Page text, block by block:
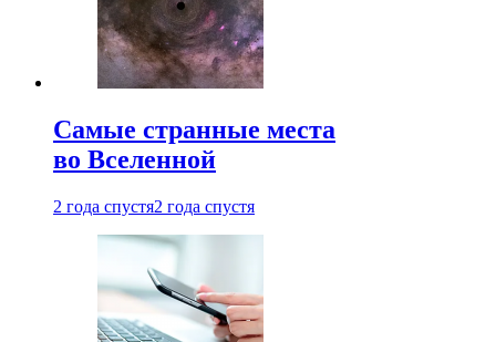
Самые странные места
во Вселенной
2 года спустя2 года спустя